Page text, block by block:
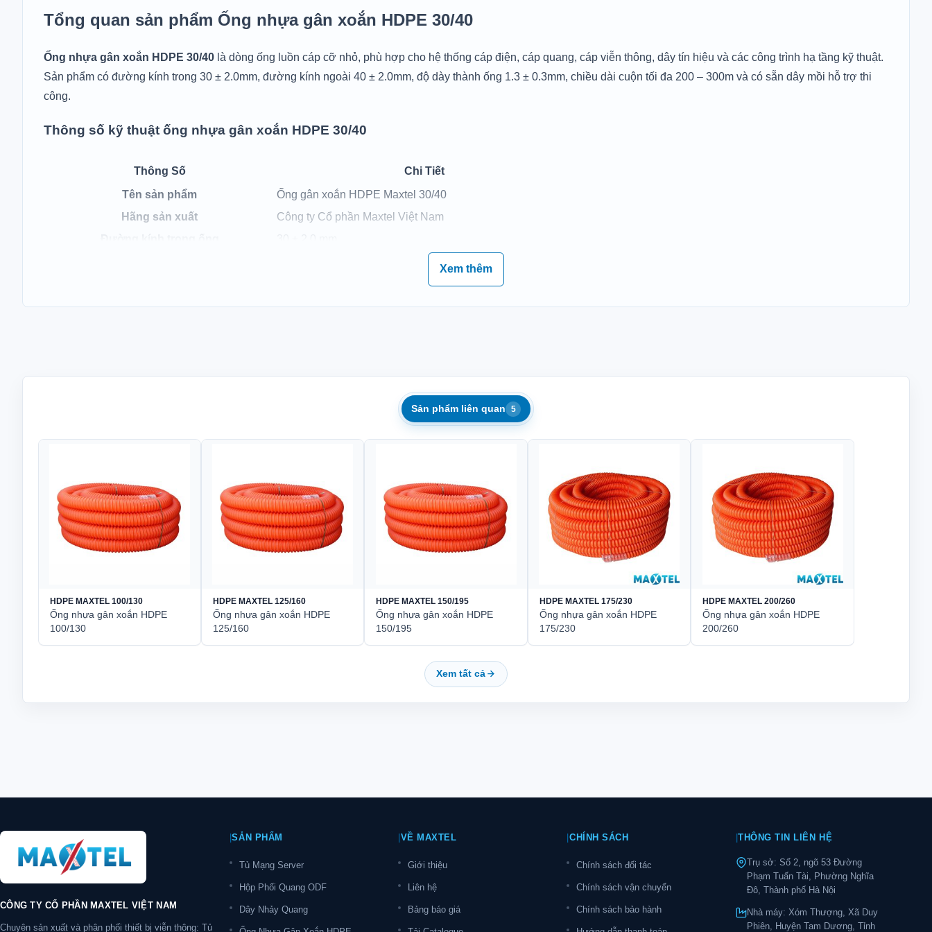
Tổng quan sản phẩm Ống nhựa gân xoắn HDPE 30/40
Ống nhựa gân xoắn HDPE 30/40là dòng ống luồn cáp cỡ nhỏ, phù hợp cho hệ thống cáp điện, cáp quang, cáp viễn thông, dây tín hiệu và các công trình hạ tầng kỹ thuật.
Sản phẩm có đường kính trong 30 ± 2.0mm, đường kính ngoài 40 ± 2.0mm, độ dày thành ống 1.3 ± 0.3mm, chiều dài cuộn tối đa 200 – 300m và có sẵn dây mồi hỗ trợ thi
công.
Thông số kỹ thuật ống nhựa gân xoắn HDPE 30/40
xoắn
Thông Số
Chi Tiết
Tên sản phẩm
Ống gân xoắn HDPE Maxtel 30/40
Hãng sản xuất
Công ty Cổ phần Maxtel Việt Nam
Dây mồi
Có sẵn bên trong ống
Xem thêm
Sản phẩm liên quan 5
HDPE MAXTEL 100/130
Ống nhựa gân xoắn HDPE
100/130
HDPE MAXTEL 125/160
Ống nhựa gân xoắn HDPE
125/160
HDPE MAXTEL 150/195
Ống nhựa gân xoắn HDPE
150/195
HDPE MAXTEL 175/230
Ống nhựa gân xoắn HDPE
175/230
HDPE MAXTEL 200/260
Ống nhựa gân xoắn HDPE
200/260
Xem tất cả
CÔNG TY CỔ PHẦN MAXTEL VIỆT NAM
Chuyên sản xuất và phân phối thiết bị viễn thông: Tủ
|SẢN PHẨM
Tủ Mạng Server
Hộp Phối Quang ODF
Dây Nhảy Quang
|VỀ MAXTEL
Giới thiệu
Liên hệ
Bảng báo giá
|CHÍNH SÁCH
Chính sách đối tác
Chính sách vận chuyển
Chính sách bảo hành
|THÔNG TIN LIÊN HỆ
Trụ sở: Số 2, ngõ 53 Đường
Phạm Tuấn Tài, Phường Nghĩa
Đô, Thành phố Hà Nội
Nhà máy: Xóm Thượng, Xã Duy
Phiên, Huyện Tam Dương, Tỉnh